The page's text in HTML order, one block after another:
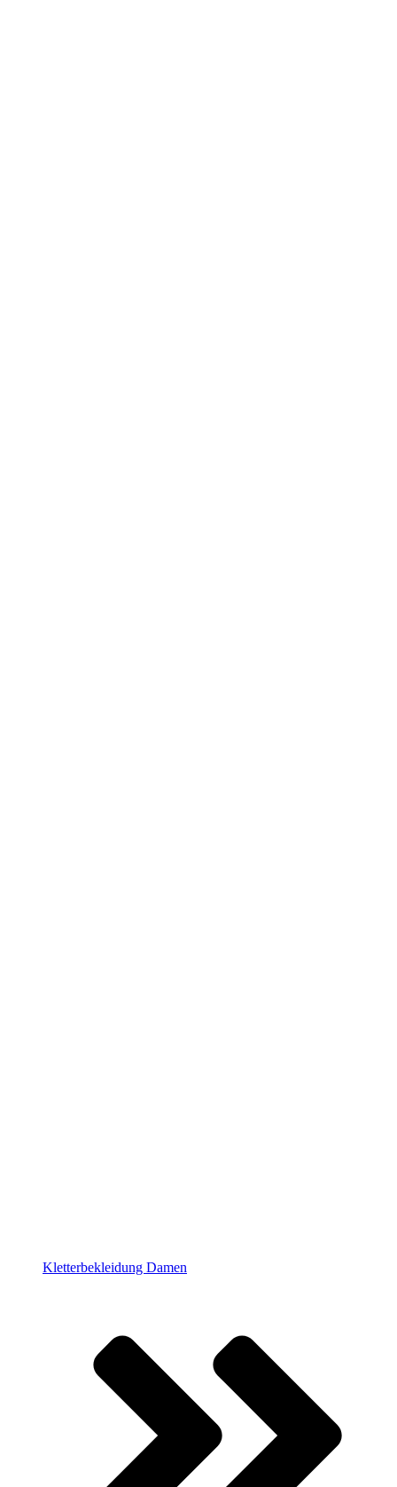
Kletterbekleidung Damen